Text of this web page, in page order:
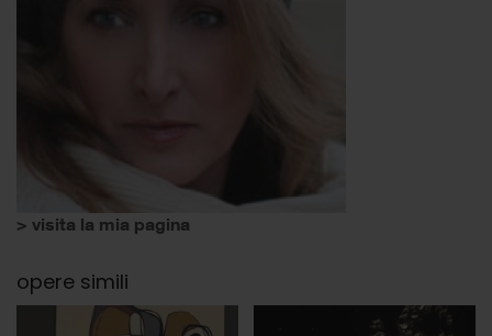
> visita la mia pagina
opere simili